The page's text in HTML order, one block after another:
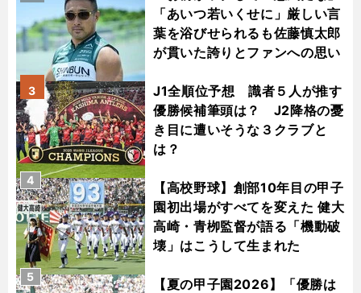
「あいつ若いくせに」厳しい言
葉を浴びせられるも佐藤慎太郎
が貫いた誇りとファンへの思い
J1全順位予想 識者５人が推す
優勝候補筆頭は？ J2降格の憂
き目に遭いそうな３クラブと
は？
3
【高校野球】創部10年目の甲子
園初出場がすべてを変えた 健大
高崎・青栁監督が語る「機動破
壊」はこうして生まれた
4
【夏の甲子園2026】「優勝は
5